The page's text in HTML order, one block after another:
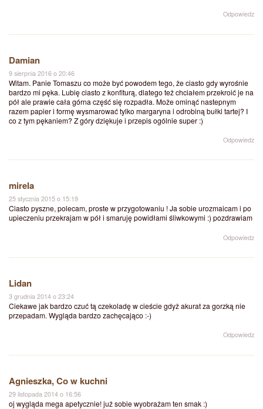
Odpowiedz
Damian
9 sierpnia 2016 o 20:46
Witam. Panie Tomaszu co może być powodem tego, że ciasto gdy wyrośnie
bardzo mi pęka. Lubię ciasto z konfiturą, dlatego też chciałem przekroić je na
pół ale prawie cała górna część się rozpadła. Może ominąć nastepnym
razem papier i formę wysmarować tylko margaryna i odrobiną bułki tartej? I
co z tym pękaniem? Z góry dziękuje i przepis ogólnie super :)
Odpowiedz
mirela
25 stycznia 2015 o 15:19
Ciasto pyszne, polecam, proste w przygotowaniu ! Ja sobie urozmaicam i po
upieczeniu przekrajam w pół i smaruję powidłami śliwkowymi :) pozdrawiam
Odpowiedz
Lidan
3 grudnia 2014 o 23:24
Ciekawe jak bardzo czuć tą czekoladę w cieście gdyż akurat za gorzką nie
przepadam. Wygląda bardzo zachęcająco :-)
Odpowiedz
Agnieszka, Co w kuchni
29 listopada 2014 o 16:56
oj wygląda mega apetycznie! już sobie wyobrażam ten smak :)